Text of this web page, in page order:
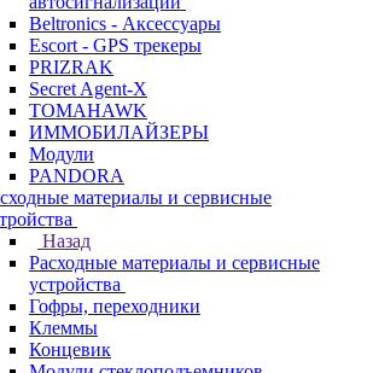
Beltronics - Аксессуары
Escort - GPS трекеры
PRIZRAK
Secret Agent-X
TOMAHAWK
ИММОБИЛАЙЗЕРЫ
Модули
PANDORA
материалы и сервисные
Назад
Расходные материалы и сервисные
устройства
Гофры, переходники
Клеммы
Концевик